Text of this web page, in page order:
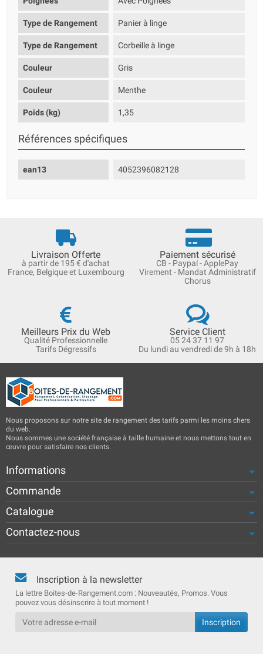
Type de Rangement Panier à linge
Type de Rangement Corbeille à linge
Couleur Gris
Couleur Menthe
Poids (kg) 1,35
Références spécifiques
ean13 4052396082128
Livraison Offerte
à partir de 195 € d'achat
France, Belgique et Luxembourg
Paiement sécurisé
CB - Paypal - ApplePay
Virement - Mandat Administratif
Chorus
Meilleurs Prix du Web
Qualité Professionnelle
Tarifs Dégressifs
Service Client
05 24 37 11 97
Du lundi au vendredi de 9h à 18h
Nous proposons sur notre site de rangement des tarifs parmi les moins chers
du web.
Nous sommes une société française à taille humaine et nous mettons tout en
œuvre pour satisfaire nos clients.
Informations
Commande
Catalogue
Contactez-nous
Inscription à la newsletter
La lettre Boites-de-Rangement.com : Nouveautés, Promos. Vous
pouvez vous désinscrire à tout moment !